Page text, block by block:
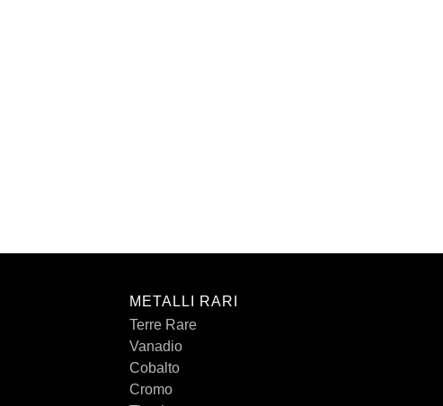
METALLI RARI
Terre Rare
Vanadio
Cobalto
Cromo